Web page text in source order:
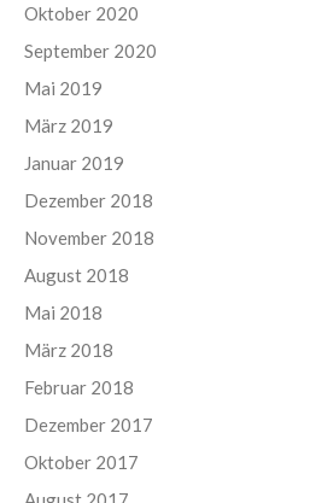
Oktober 2020
September 2020
Mai 2019
März 2019
Januar 2019
Dezember 2018
November 2018
August 2018
Mai 2018
März 2018
Februar 2018
Dezember 2017
Oktober 2017